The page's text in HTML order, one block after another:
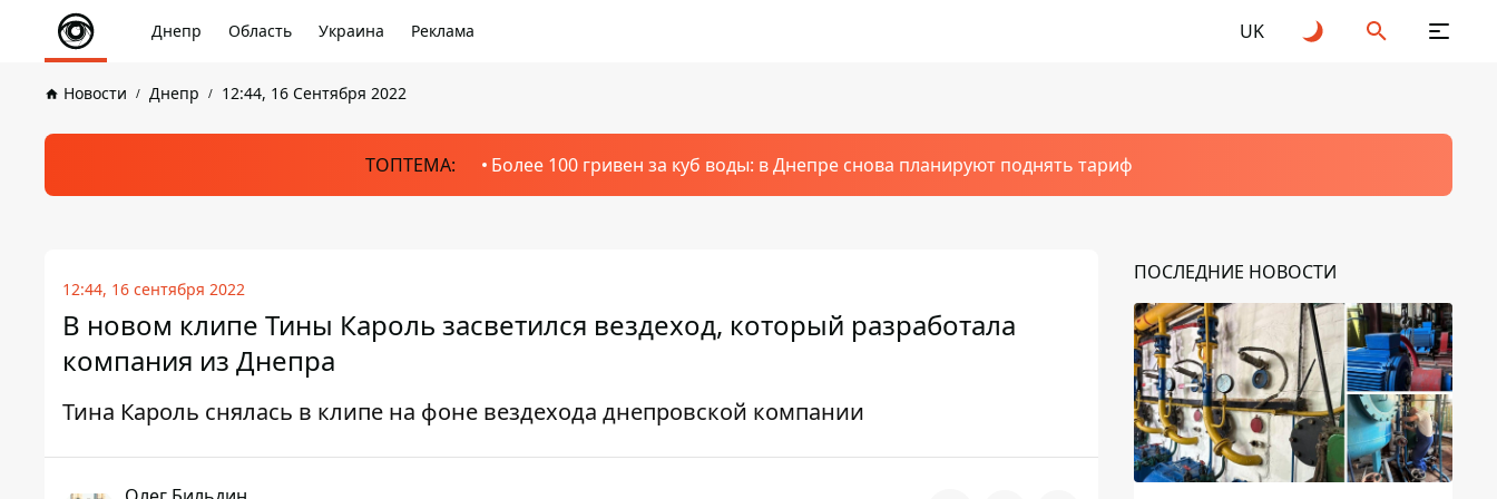
Днепр Область Украина Реклама UK
Новости Днепр 12:44, 16 Сентября 2022
ТОПТЕМА: Более 100 гривен за куб воды: в Днепре снова планируют поднять тариф
12:44, 16 сентября 2022
В новом клипе Тины Кароль засветился вездеход, который разработала
компания из Днепра
Тина Кароль снялась в клипе на фоне вездехода днепровской компании
ПОСЛЕДНИЕ НОВОСТИ